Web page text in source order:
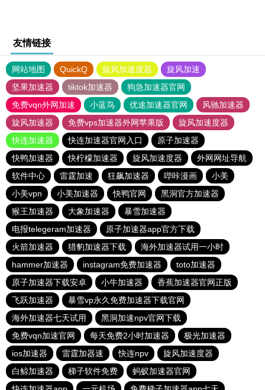
友情链接
网站地图 QuickQ 旋风加速度器
旋风加速
坚果加速器
tiktok加速器
狗急加速器官网
免费vqn外网加速
小蓝鸟 优途加速器官网
风驰加速器
旋风加速器
免费vps加速器外网苹果版
旋风加速度器
快连加速器
快连加速器官网入口
原子加速器
快鸭加速器
快柠檬加速器 旋风加速度器
外网网址导航
软件中心
雷霆加速 狂飙加速器 哔咔漫画
小美
小美vpn
小美加速器 快鸭官网
黑洞官方加速器
猴王加速器
大象加速器
暴雪加速器
电报telegeram加速器
原子加速器app官方下载
火箭加速器
猎豹加速器下载
海外加速器试用一小时
hammer加速器
instagram免费加速器
toto加速器
原子加速器下载安卓
小牛加速器
香蕉加速器官网正版
飞跃加速器
暴雪vp永久免费加速器下载官网
海外加速器七天试用
黑洞加速npv官网下载
免费vqn加速官网
每天免费2小时加速器
极光加速器
ios加速器
雷霆加器速 快连npv
旋风加速度器
白鲸加速器
梯子软件免费
蚂蚁加速器官网